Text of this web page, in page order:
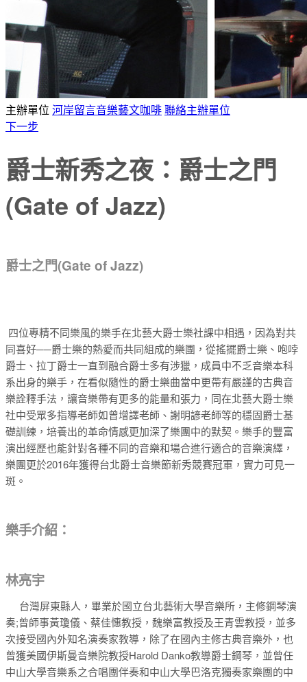
主辦單位 河岸留言音樂藝文咖啡 聯絡主辦單位
下一步
爵士新秀之夜：爵士之門
(Gate of Jazz)
爵士之門(Gate of Jazz)
四位專精不同樂風的樂手在北藝大爵士樂社課中相遇，因為對共
同喜好──爵士樂的熱愛而共同組成的樂團，從搖擺爵士樂、咆哱
爵士、拉丁爵士一直到融合爵士多有涉獵，成員中不乏音樂本科
系出身的樂手，在看似隨性的爵士樂曲當中更帶有嚴謹的古典音
樂詮釋手法，讓音樂帶有更多的能量和張力，同在北藝大爵士樂
社中受眾多指導老師如曾增譯老師、謝明諺老師等的穩固爵士基
礎訓練，培養出的革命情感更加深了樂團中的默契。樂手的豐富
演出經歷也能針對各種不同的音樂和場合進行適合的音樂演繹，
樂團更於2016年獲得台北爵士音樂節新秀競賽冠軍，實力可見一
斑。
樂手介紹：
林亮宇
台灣屏東縣人，畢業於國立台北藝術大學音樂所，主修鋼琴演
奏;曾師事黃瓊儀、蔡佳憓教授，魏樂富教授及王青雲教授，並多
次接受國內外知名演奏家教導，除了在國內主修古典音樂外，也
曾獲美國伊斯曼音樂院教授Harold Danko教導爵士鋼琴，並曾任
中山大學音樂系之合唱團伴奏和中山大學巴洛克獨奏家樂團的中